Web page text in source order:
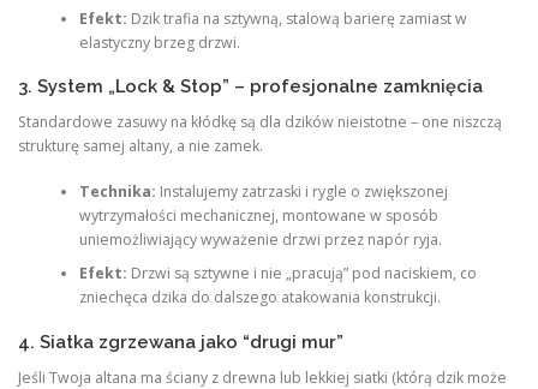
Efekt: Dzik trafia na sztywną, stalową barierę zamiast w
elastyczny brzeg drzwi.
3. System „Lock & Stop” – profesjonalne zamknięcia
Standardowe zasuwy na kłódkę są dla dzików nieistotne – one niszczą
strukturę samej altany, a nie zamek.
Technika: Instalujemy zatrzaski i rygle o zwiększonej
wytrzymałości mechanicznej, montowane w sposób
uniemożliwiający wyważenie drzwi przez napór ryja.
Efekt: Drzwi są sztywne i nie „pracują” pod naciskiem, co
zniechęca dzika do dalszego atakowania konstrukcji.
4. Siatka zgrzewana jako “drugi mur”
Jeśli Twoja altana ma ściany z drewna lub lekkiej siatki (którą dzik może